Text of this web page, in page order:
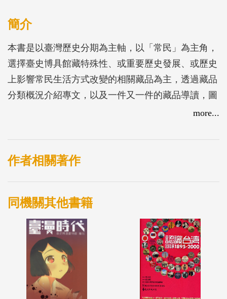
簡介
本書是以臺灣歷史分期為主軸，以「常民」為主角，
選擇臺史博具館藏特殊性、或重要歷史發展、或歷史
上影響常民生活方式改變的相關藏品為主，透過藏品
分類概況介紹專文，以及一件又一件的藏品導讀，圖
文互為佐證，帶領讀者從物質文化「看見」臺灣歷史
性的了解。
藏品內容分為4個單元介紹：
第2單元「帝國邊陲的臺灣」，主要為17－19世紀清
帝國邊陲的臺灣，從邊陲到發現地理重要性的歷史轉
第3單元「摩登生活新秩序」，記述19－20世紀臺灣
割讓給日本後50年的歷史發展。
第4單元「邁向多元民主」，主要為20世紀1945年以
more...
作者相關著作
同機關其他書籍